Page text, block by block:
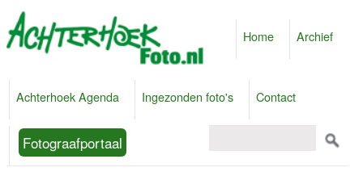
Home Archief
Achterhoek Agenda Ingezonden foto's Contact
Fotograafportaal